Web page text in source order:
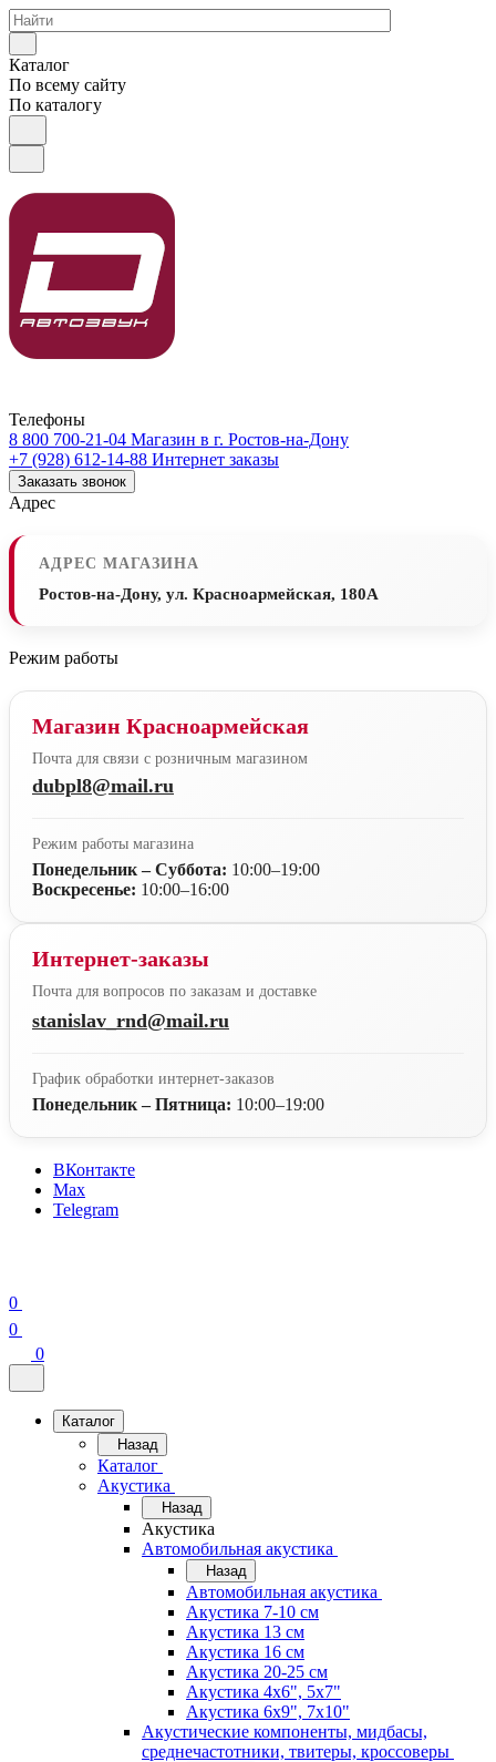
Каталог
По всему сайту
По каталогу
Телефоны
8 800 700-21-04 Магазин в г. Ростов-на-Дону
+7 (928) 612-14-88 Интернет заказы
Заказать звонок
Адрес
АДРЕС МАГАЗИНА
Ростов-на-Дону, ул. Красноармейская, 180А
Режим работы
Магазин Красноармейская
Почта для связи с розничным магазином
dubpl8@mail.ru
Режим работы магазина
Понедельник – Суббота: 10:00–19:00
Воскресенье: 10:00–16:00
Интернет-заказы
Почта для вопросов по заказам и доставке
stanislav_rnd@mail.ru
График обработки интернет-заказов
Понедельник – Пятница: 10:00–19:00
ВКонтакте
Max
Telegram
0
0
0
Каталог
Назад
Каталог
Акустика
Назад
Акустика
Автомобильная акустика
Назад
Автомобильная акустика
Акустика 7-10 см
Акустика 13 см
Акустика 16 см
Акустика 20-25 см
Акустика 4х6", 5х7"
Акустика 6х9", 7х10"
Акустические компоненты, мидбасы,
среднечастотники, твитеры, кроссоверы